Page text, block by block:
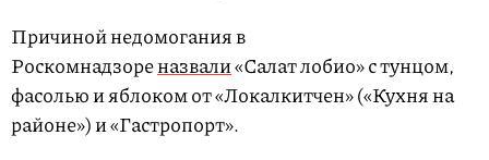
Причиной недомогания в
Роскомнадзореназвали«Салат лобио» с тунцом,
фасолью и яблоком от «Локалкитчен» («Кухня на
районе») и «Гастропорт».